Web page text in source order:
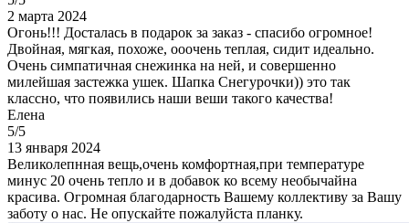
2 марта 2024
Огонь!!! Досталась в подарок за заказ - спасибо огромное!
Двойная, мягкая, похоже, ооочень теплая, сидит идеально.
Очень симпатичная снежинка на ней, и совершенно
милейшая застежка ушек. Шапка Снегурочки)) это так
классно, что появились наши веши такого качества!
Елена
5/5
13 января 2024
Великолепнная вещь,очень комфортная,при температуре
минус 20 очень тепло и в добавок ко всему необычайна
красива. Огромная благодарность Вашему коллективу за Вашу
заботу о нас. Не опускайте пожалуйста планку.